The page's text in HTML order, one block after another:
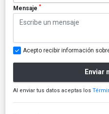
Mensaje *
Acepto recibir información
Enviar
Al enviar tus datos aceptas los